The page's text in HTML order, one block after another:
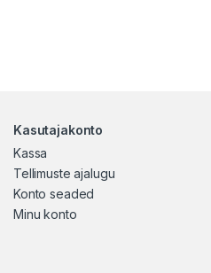
Kasutajakonto
Kassa
Tellimuste ajalugu
Konto seaded
Minu konto